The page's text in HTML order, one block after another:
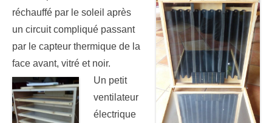
réchauffé par le soleil après
un circuit compliqué passant
par le capteur thermique de la
face avant, vitré et noir.
Un petit
ventilateur
électrique